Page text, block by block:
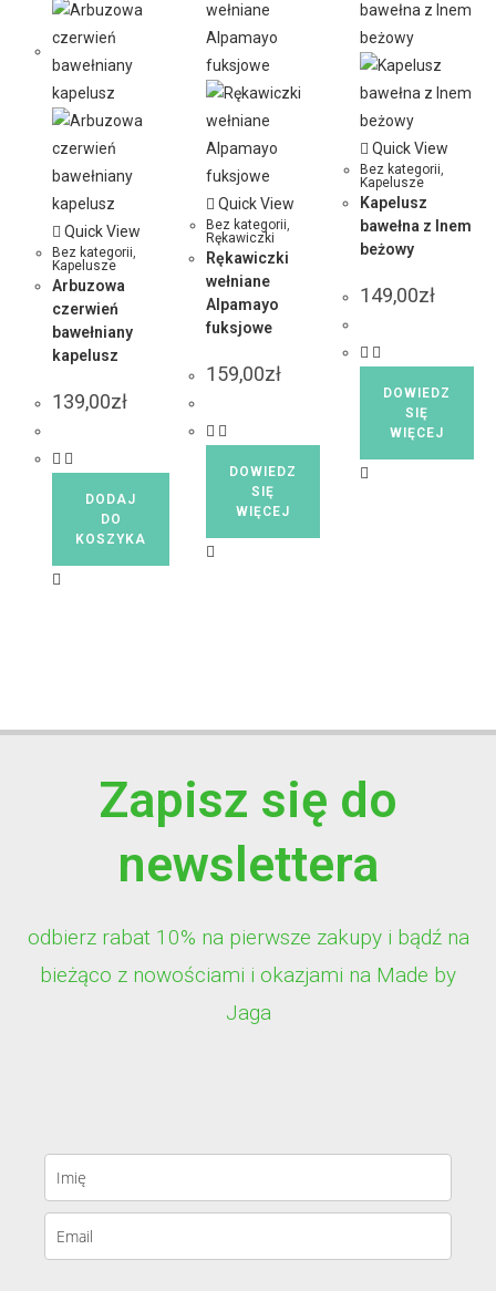
Quick View
Bez kategorii,
Kapelusze
Arbuzowa
czerwień
bawełniany
kapelusz
139,00zł
DODAJ
DO
KOSZYKA
Quick View
Bez kategorii,
Rękawiczki
Rękawiczki
wełniane
Alpamayo
fuksjowe
159,00zł
DOWIEDZ
SIĘ
WIĘCEJ
Quick View
Bez kategorii,
Kapelusze
Kapelusz
bawełna z lnem
beżowy
149,00zł
DOWIEDZ
SIĘ
WIĘCEJ
Zapisz się do
newslettera
odbierz rabat 10% na pierwsze zakupy i bądź na
bieżąco z nowościami i okazjami na Made by
Jaga